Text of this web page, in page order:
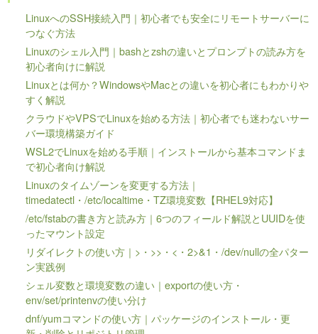
LinuxへのSSH接続入門｜初心者でも安全にリモートサーバーに
つなぐ方法
Linuxのシェル入門｜bashとzshの違いとプロンプトの読み方を
初心者向けに解説
Linuxとは何か？WindowsやMacとの違いを初心者にもわかりや
すく解説
クラウドやVPSでLinuxを始める方法｜初心者でも迷わないサー
バー環境構築ガイド
WSL2でLinuxを始める手順｜インストールから基本コマンドま
で初心者向け解説
Linuxのタイムゾーンを変更する方法｜
timedatectl・/etc/localtime・TZ環境変数【RHEL9対応】
/etc/fstabの書き方と読み方｜6つのフィールド解説とUUIDを使
ったマウント設定
リダイレクトの使い方｜>・>>・<・2>&1・/dev/nullの全パター
ン実践例
シェル変数と環境変数の違い｜exportの使い方・
env/set/printenvの使い分け
dnf/yumコマンドの使い方｜パッケージのインストール・更